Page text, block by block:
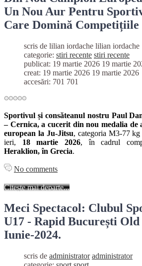
Un Nou Aur Pentru
Care Domină
scris de lilian iordache lilian iordache
categorie: stiri recente stiri recente
publicat: 19 martie 2026 19 martie
creat: 19 martie 2026 19 martie 2026
accesări: 701 701
Sportivul și consăteanul nostru Paul
– Cernica, a cucerit din nou medalia de
european la Ju-Jitsu, categoria M3-77
ieri, 18 martie 2026, în cadrul
Heraklion, în Grecia.
No comments
Citește mai departe...
Meci Spectacol: Clubul
U17 - Rapid București Old
Iunie-2024.
scris de administrator administrator